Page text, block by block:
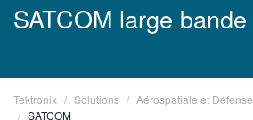
FRANÇAIS
VIỆT NAM
SATCOM large bande
Tektronix Solutions Aérospatiale et Défense
SATCOM